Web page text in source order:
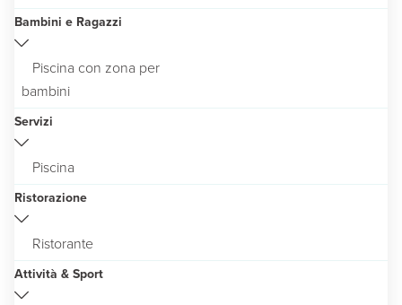
Bambini e Ragazzi
Piscina con zona per
bambini
Servizi
Piscina
Ristorazione
Ristorante
Attività & Sport